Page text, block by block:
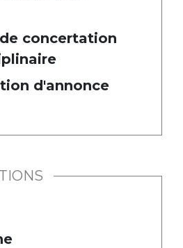
concertation
d'annonce